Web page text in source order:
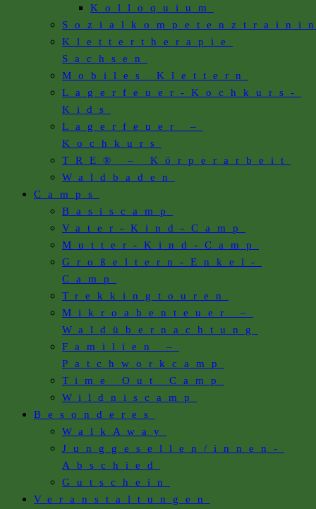
Kolloquium
Klettertherapie
Sachsen
Mobiles Klettern
Lagerfeuer-Kochkurs-
Kids
Lagerfeuer –
Kochkurs
TRE® – Körperarbeit
Waldbaden
Camps
Basiscamp
Vater-Kind-Camp
Mutter-Kind-Camp
Großeltern-Enkel-
Camp
Trekkingtouren
Mikroabenteuer –
Waldübernachtung
Familien –
Patchworkcamp
Time Out Camp
Wildniscamp
Besonderes
WalkAway
Junggesellen/innen-
Abschied
Gutschein
Veranstaltungen